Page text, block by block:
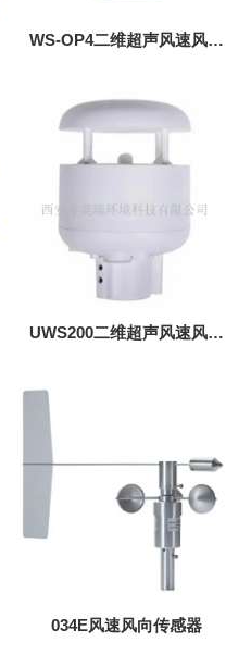
WS-OP4二维超声风速风向
UWS200二维超声风速风向
034E风速风向传感器